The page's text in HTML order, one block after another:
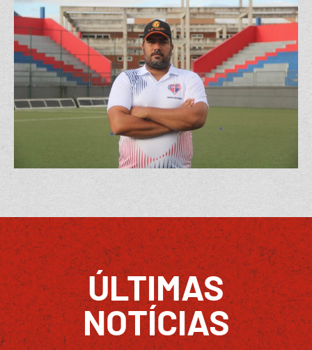
ÚLTIMAS
NOTÍCIAS